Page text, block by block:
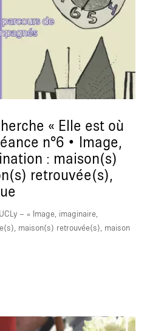
« Elle est où
n°6 • Image,
: maison(s)
retrouvée(s),
– « Image, imaginaire,
maison(s) retrouvée(s), maison